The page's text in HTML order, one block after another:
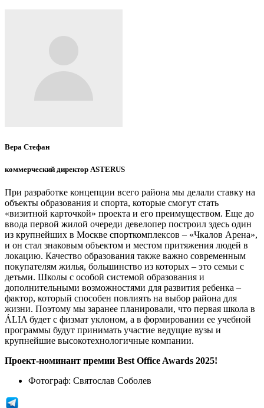
Вера Стефан
коммерческий директор ASTERUS
При разработке концепции всего района мы делали ставку на
объекты образования и спорта, которые смогут стать
«визитной карточкой» проекта и его преимуществом. Еще до
ввода первой жилой очереди девелопер построил здесь один
из крупнейших в Москве спорткомплексов – «Чкалов Арена»,
и он стал знаковым объектом и местом притяжения людей в
локацию. Качество образования также важно современным
покупателям жилья, большинство из которых – это семьи с
детьми. Школы с особой системой образования и
дополнительными возможностями для развития ребенка –
фактор, который способен повлиять на выбор района для
жизни. Поэтому мы заранее планировали, что первая школа в
ÁLIA будет с физмат уклоном, а в формировании ее учебной
программы будут принимать участие ведущие вузы и
крупнейшие высокотехнологичные компании.
Проект-номинант премии Best Office Awards 2025!
Фотограф: Святослав Соболев